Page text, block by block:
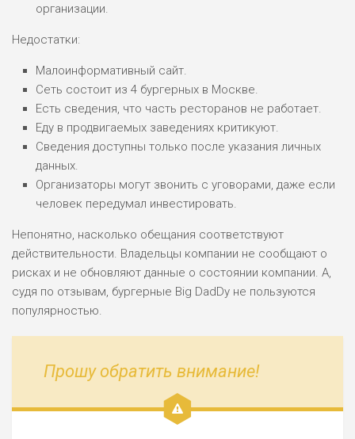
организации.
Недостатки:
Малоинформативный сайт.
Сеть состоит из 4 бургерных в Москве.
Есть сведения, что часть ресторанов не работает.
Еду в продвигаемых заведениях критикуют.
Сведения доступны только после указания личных
данных.
Организаторы могут звонить с уговорами, даже если
человек передумал инвестировать.
Непонятно, насколько обещания соответствуют
действительности. Владельцы компании не сообщают о
рисках и не обновляют данные о состоянии компании. А,
судя по отзывам, бургерные Big DadDy не пользуются
популярностью.
Прошу обратить внимание!